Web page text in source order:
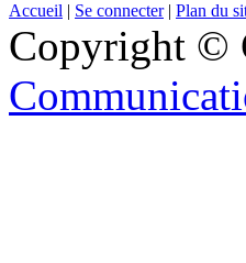
Accueil | Se connecter| Plan du
Copyright ©